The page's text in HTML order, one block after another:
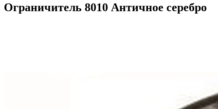
Ограничитель 8010 Античное серебро